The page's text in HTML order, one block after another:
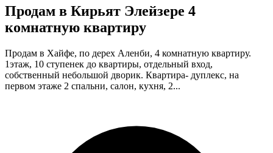
Продам в Кирьят Элейзере 4
комнатную квартиру
Продам в Хайфе, по дерех Аленби, 4 комнатную квартиру.
1этаж, 10 ступенек до квартиры, отдельный вход,
собственный небольшой дворик. Квартира- дуплекс, на
первом этаже 2 спальни, салон, кухня, 2...